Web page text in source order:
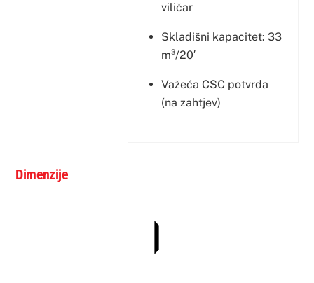
viličar
Skladišni kapacitet: 33
m³/20′
Važeća CSC potvrda
(na zahtjev)
Dimenzije